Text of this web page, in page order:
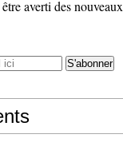
averti des nouveaux